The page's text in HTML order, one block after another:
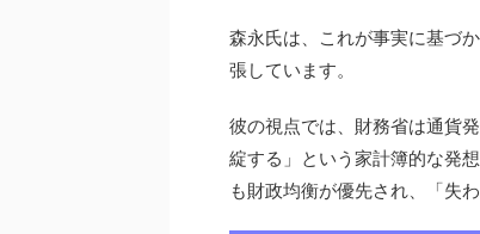
森永氏は、これが事実に基づ
張しています。
彼の視点では、財務省は通貨
綻する」という家計簿的な発
も財政均衡が優先され、「失